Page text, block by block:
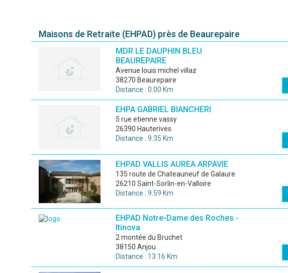
Maisons de Retraite (EHPAD) près de Beaurepaire
MDR LE DAUPHIN BLEU
BEAUREPAIRE
avenue louis michel villaz
38270 Beaurepaire
Distance : 0.00 Km
EHPA GABRIEL BIANCHERI
5 rue etienne vassy
26390 Hauterives
Distance : 9.35 Km
EHPAD VALLIS AUREA ARPAVIE
135 route de Chateauneuf de Galaure
26210 Saint-Sorlin-en-Valloire
Distance : 9.59 Km
EHPAD Notre-Dame des Roches -
Itinova
2 montée du Bruchet
38150 Anjou
Distance : 13.16 Km